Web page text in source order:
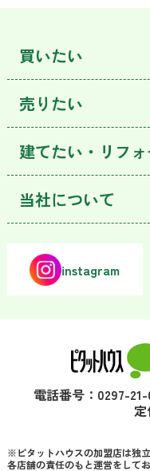
買いたい
売りたい
建てたい・リフ
当社について
instagram
電話番号：0297-
※ピタットハウスの加盟店は独立
各店舗の責任のもと運営をしてお